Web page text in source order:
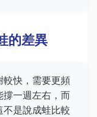
的差異
較快，需要更頻
撐一週左右，而
是說成蛙比較